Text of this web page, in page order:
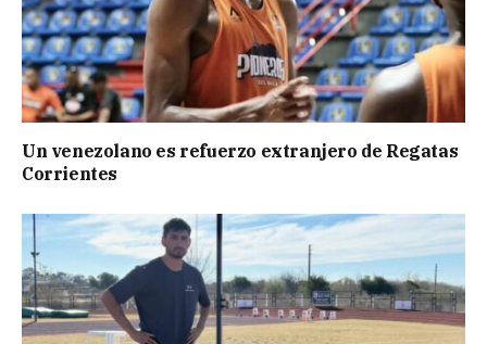
Un venezolano es refuerzo extranjero de Regatas
Corrientes